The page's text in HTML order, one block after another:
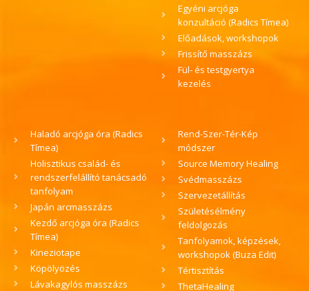
Egyéni arcjóga
konzultáció (Radics Tímea)
Előadások, workshopok
Frissítő masszázs
Fül- és testgyertya
kezelés
Haladó arcjóga óra (Radics
Tímea)
Holisztikus család- és
rendszerfelállító tanácsadó
tanfolyam
Japán arcmasszázs
Kezdő arcjóga óra (Radics
Tímea)
Kineziotape
Köpölyözés
Lávakagylós masszázs
Rend-Szer-Tér-Kép
módszer
Source Memory Healing
Svédmasszázs
Szervezetállítás
Születésélmény
feldolgozás
Tanfolyamok, képzések,
workshopok (Buza Edit)
Tértisztítás
ThetaHealing